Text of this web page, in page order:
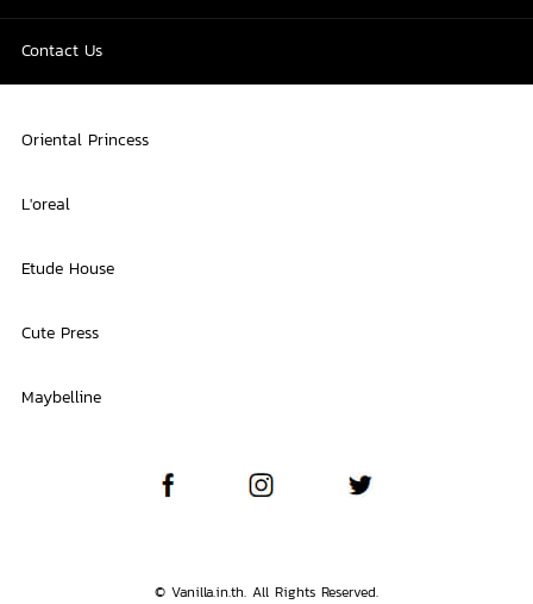
Contact Us
Oriental Princess
L'oreal
Etude House
Cute Press
Maybelline
© Vanilla.in.th. All Rights Reserved.